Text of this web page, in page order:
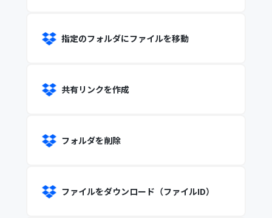
指定のフォルダにファイルを移動
共有リンクを作成
フォルダを削除
ファイルをダウンロード（ファイルID）